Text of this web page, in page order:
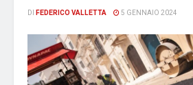
DI FEDERICO VALLETTA 5 GENNAIO 2024